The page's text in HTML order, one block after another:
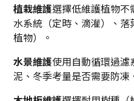
植栽維護選擇低維護植物
水系統（定時、滴灌）、
植物）。
水景維護使用自動循環過
泥、冬季考量是否需要防凍